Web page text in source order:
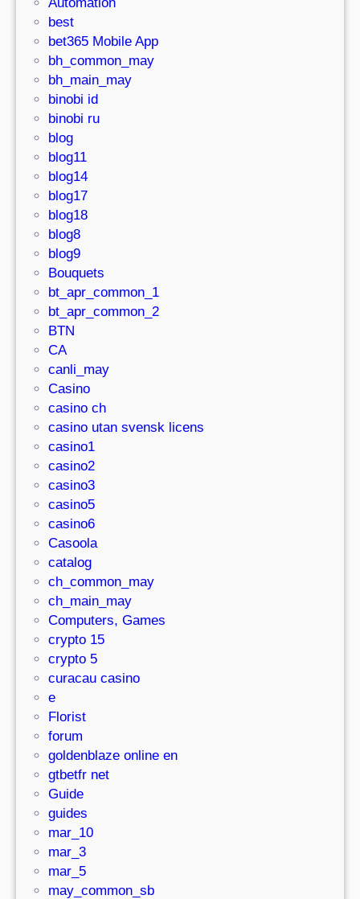
best
bet365 Mobile App
bh_common_may
bh_main_may
binobi id
binobi ru
blog
blog11
blog14
blog17
blog18
blog8
blog9
Bouquets
bt_apr_common_1
bt_apr_common_2
BTN
CA
canli_may
Casino
casino ch
casino utan svensk licens
casino1
casino2
casino3
casino5
casino6
Casoola
catalog
ch_common_may
ch_main_may
Computers, Games
crypto 15
crypto 5
curacau casino
e
Florist
forum
goldenblaze online en
gtbetfr net
Guide
guides
mar_10
mar_3
mar_5
may_common_sb